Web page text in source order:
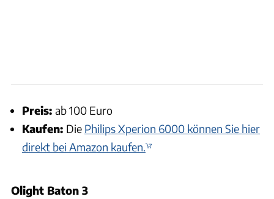
Preis: ab 100 Euro
Kaufen: Die Philips Xperion 6000 können Sie hier
direkt bei Amazon kaufen.
Olight Baton 3